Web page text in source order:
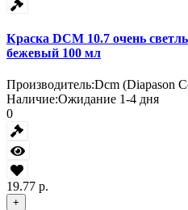
Краска DCM 10.7 очень
бежевый 100 мл
Производитель:Dcm (Diapason
Наличие:Ожидание 1-4 дня
0
19.77 р.
+